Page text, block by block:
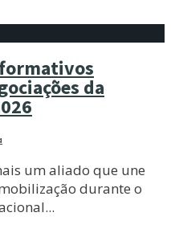
da
um aliado que une
durante o
...